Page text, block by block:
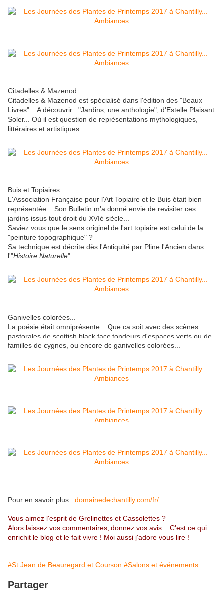
Citadelles & Mazenod
Citadelles & Mazenod est spécialisé dans l'édition des "Beaux
Livres"... A découvrir : "Jardins, une anthologie", d'Estelle Plaisant
Soler... Où il est question de représentations mythologiques,
littéraires et artistiques...
Buis et Topiaires
L'Association Française pour l'Art Topiaire et le Buis était bien
représentée... Son Bulletin m'a donné envie de revisiter ces
jardins issus tout droit du XVIè siècle...
Saviez vous que le sens originel de l'art topiaire est celui de la
"peinture topographique" ?
Sa technique est décrite dès l'Antiquité par Pline l'Ancien dans
l'"Histoire Naturelle"...
Ganivelles colorées...
La poésie était omniprésente... Que ca soit avec des scènes
pastorales de scottish black face tondeurs d'espaces verts ou de
familles de cygnes, ou encore de ganivelles colorées...
Pour en savoir plus : domainedechantilly.com/fr/
Vous aimez l'esprit de Grelinettes et Cassolettes ?
Alors laissez vos commentaires, donnez vos avis... C'est ce qui
enrichit le blog et le fait vivre ! Moi aussi j'adore vous lire !
#St Jean de Beauregard et Courson #Salons et événements
Partager